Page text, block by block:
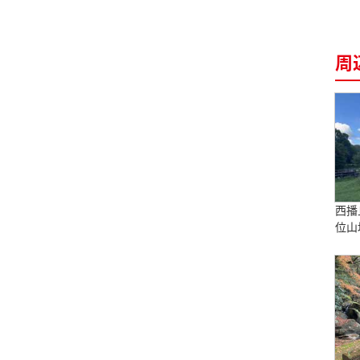
周
西
位